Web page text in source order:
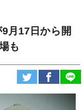
月17日から開
も